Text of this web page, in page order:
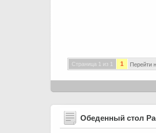
Страница 1 из 1 1 Перейти
Обеденный стол